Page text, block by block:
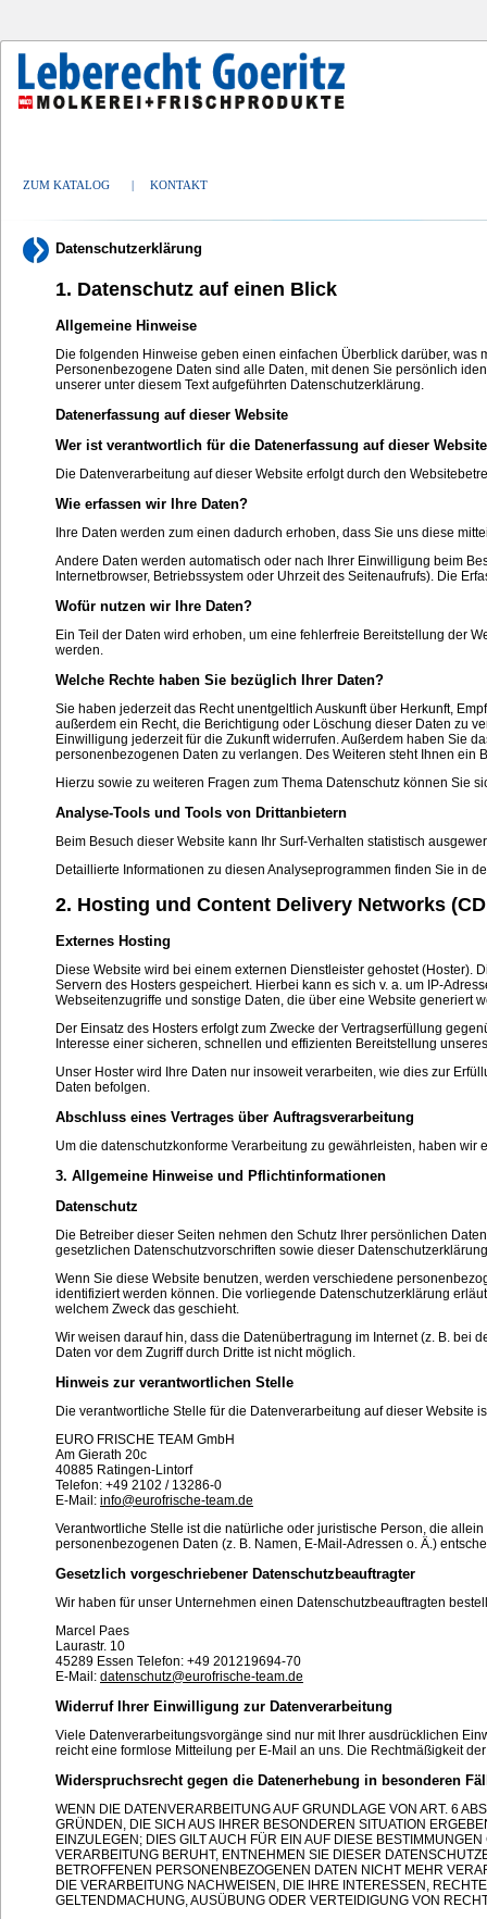
ZUM KATALOG | KONTAKT
Datenschutzerklärung
1. Datenschutz auf einen Blick
Allgemeine Hinweise
Die folgenden Hinweise geben einen einfachen Überblick darüber,
Personenbezogene Daten sind alle Daten, mit denen Sie persönlich
unserer unter diesem Text aufgeführten Datenschutzerklärung.
Datenerfassung auf dieser Website
Wer ist verantwortlich für die Datenerfassung auf dieser
Die Datenverarbeitung auf dieser Website erfolgt durch den
Wie erfassen wir Ihre Daten?
Ihre Daten werden zum einen dadurch erhoben, dass Sie uns diese
Andere Daten werden automatisch oder nach Ihrer Einwilligung beim
Internetbrowser, Betriebssystem oder Uhrzeit des Seitenaufrufs). Die
Wofür nutzen wir Ihre Daten?
Ein Teil der Daten wird erhoben, um eine fehlerfreie Bereitstellung der
werden.
Welche Rechte haben Sie bezüglich Ihrer Daten?
Sie haben jederzeit das Recht unentgeltlich Auskunft über Herkunft,
außerdem ein Recht, die Berichtigung oder Löschung dieser Daten zu
Einwilligung jederzeit für die Zukunft widerrufen. Außerdem haben Sie
personenbezogenen Daten zu verlangen. Des Weiteren steht Ihnen ein
Hierzu sowie zu weiteren Fragen zum Thema Datenschutz können Sie
Analyse-Tools und Tools von Drittanbietern
Beim Besuch dieser Website kann Ihr Surf-Verhalten statistisch
Detaillierte Informationen zu diesen Analyseprogrammen finden Sie in
2. Hosting und Content Delivery Networks
Externes Hosting
Diese Website wird bei einem externen Dienstleister gehostet (Hoster).
Servern des Hosters gespeichert. Hierbei kann es sich v. a. um IP-
Webseitenzugriffe und sonstige Daten, die über eine Website generiert
Der Einsatz des Hosters erfolgt zum Zwecke der Vertragserfüllung
Interesse einer sicheren, schnellen und effizienten Bereitstellung
Unser Hoster wird Ihre Daten nur insoweit verarbeiten, wie dies zur
Daten befolgen.
Abschluss eines Vertrages über Auftragsverarbeitung
Um die datenschutzkonforme Verarbeitung zu gewährleisten, haben
3. Allgemeine Hinweise und Pflichtinformationen
Datenschutz
Die Betreiber dieser Seiten nehmen den Schutz Ihrer persönlichen
gesetzlichen Datenschutzvorschriften sowie dieser
Wenn Sie diese Website benutzen, werden verschiedene
identifiziert werden können. Die vorliegende Datenschutzerklärung
welchem Zweck das geschieht.
Wir weisen darauf hin, dass die Datenübertragung im Internet (z. B. bei
Daten vor dem Zugriff durch Dritte ist nicht möglich.
Hinweis zur verantwortlichen Stelle
Die verantwortliche Stelle für die Datenverarbeitung auf dieser Website
EURO FRISCHE TEAM GmbH
Am Gierath 20c
40885 Ratingen-Lintorf
Telefon: +49 2102 / 13286-0
E-Mail: info@eurofrische-team.de
Verantwortliche Stelle ist die natürliche oder juristische Person, die
personenbezogenen Daten (z. B. Namen, E-Mail-Adressen o. Ä.)
Gesetzlich vorgeschriebener Datenschutzbeauftragter
Wir haben für unser Unternehmen einen Datenschutzbeauftragten
Marcel Paes
Laurastr. 10
45289 Essen Telefon: +49 201219694-70
E-Mail: datenschutz@eurofrische-team.de
Widerruf Ihrer Einwilligung zur Datenverarbeitung
Viele Datenverarbeitungsvorgänge sind nur mit Ihrer ausdrücklichen
reicht eine formlose Mitteilung per E-Mail an uns. Die Rechtmäßigkeit
Widerspruchsrecht gegen die Datenerhebung in besonderen
WENN DIE DATENVERARBEITUNG AUF GRUNDLAGE VON ART. 6
GRÜNDEN, DIE SICH AUS IHRER BESONDEREN SITUATION
EINZULEGEN; DIES GILT AUCH FÜR EIN AUF DIESE
VERARBEITUNG BERUHT, ENTNEHMEN SIE DIESER
BETROFFENEN PERSONENBEZOGENEN DATEN NICHT MEHR
DIE VERARBEITUNG NACHWEISEN, DIE IHRE INTERESSEN,
GELTENDMACHUNG, AUSÜBUNG ODER VERTEIDIGUNG VON